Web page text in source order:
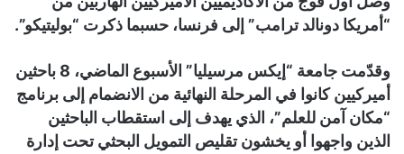
“أمريكا دونالد ترامب” إلى فرنسا، حسبما ذكرت “بوليتيكو”.
وقدّمت جامعة “إيكس مرسيليا” الأسبوع الماضي، 8 باحثين
أميركيين كانوا في المرحلة النهائية من الانضمام إلى برنامج
“مكان آمن للعلم”، الذي يهدف إلى استقطاب الباحثين
الذين واجهوا أو يخشون تقليص التمويل البحثي تحت إدارة